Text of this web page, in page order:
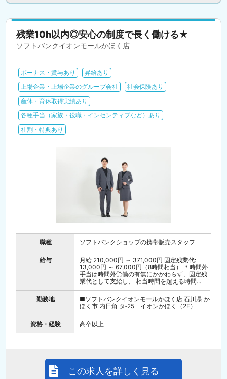
残業10h以内◎安心の制度で長く働ける★
ソフトバンクイオンモールかほく店
ボーナス・賞与あり
昇給あり
上場企業・上場企業のグループ会社
社会保険あり
産休・育休取得実績あり
各種手当（家族・役職・インセンティブなど）あり
社割・特典あり
職種 ソフトバンクショップの携帯販売スタッフ
給与
月給 210,000円 ～ 371,000円 固定残業代:
13,000円 ～ 67,000円（8時間相当） ＊時間外
手当は時間外労働の有無にかかわらず、固定残
業代として支給し、 相当時間を超える時間...
勤務地
■ソフトバンクイオンモールかほく店 石川県 か
ほく市 内日角 タ‐25 イオンかほく（2F）
資格・経験 高卒以上
この求人を詳しく見る